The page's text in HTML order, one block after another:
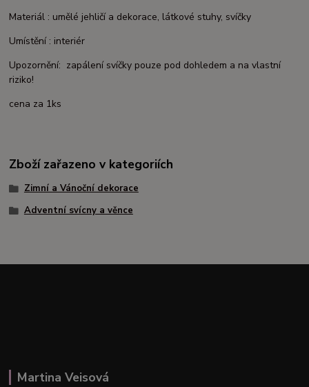
Materiál : umělé jehličí a dekorace, látkové stuhy, svíčky
Umístění : interiér
Upozornění: zapálení svíčky pouze pod dohledem a na vlastní
riziko!
cena za 1ks
Zboží zařazeno v kategoriích
Zimní a Vánoční dekorace
Adventní svícny a věnce
Martina Veisová